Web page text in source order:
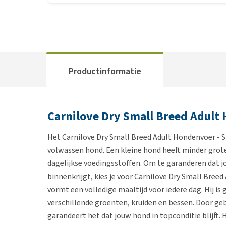
Productinformatie
Carnilove Dry Small Breed Adult
Het Carnilove Dry Small Breed Adult Hondenvoer -
volwassen hond. Een kleine hond heeft minder
dagelijkse voedingsstoffen. Om te garanderen
binnenkrijgt, kies je voor Carnilove Dry Small
vormt een volledige maaltijd voor iedere dag. Hij
verschillende groenten, kruiden en bessen. Door
garandeert het dat jouw hond in topconditie blijft.